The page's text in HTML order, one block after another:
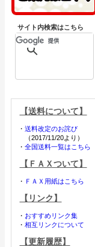
サイト内検索はこちら
【送料について】
・ 送料改定のお詫び
（2017/11/20より）
・ 全国送料一覧はこちら
【ＦＡＸついて】
・ ＦＡＸ用紙はこちら
【リンク】
・ おすすめリンク集
・ 相互リンクについて
【更新履歴】